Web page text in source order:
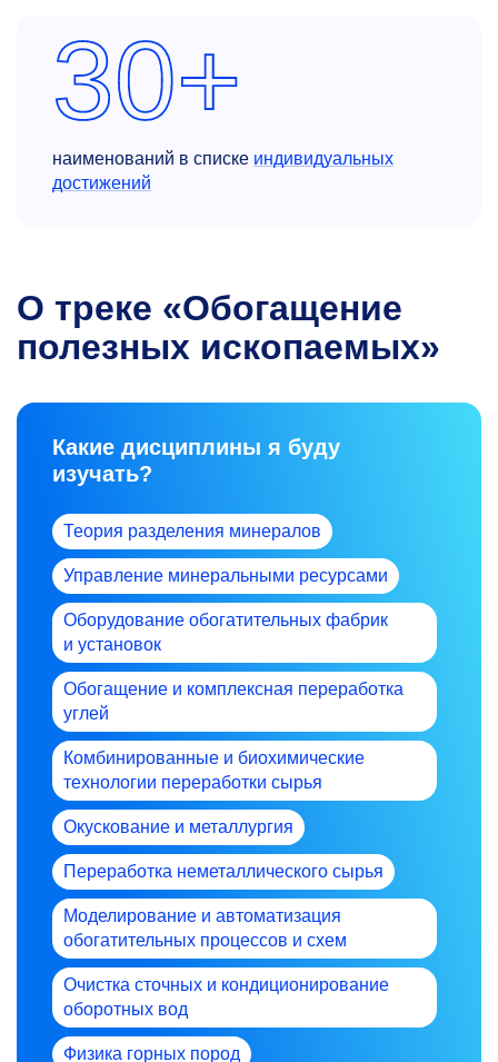
30+
наименований в списке индивидуальных
достижений
О треке «Обогащение
полезных ископаемых»
Какие дисциплины я буду
изучать?
Теория разделения минералов
Управление минеральными ресурсами
Оборудование обогатительных фабрик
и установок
Обогащение и комплексная переработка
углей
Комбинированные и биохимические
технологии переработки сырья
Окускование и металлургия
Переработка неметаллического сырья
Моделирование и автоматизация
обогатительных процессов и схем
Очистка сточных и кондиционирование
оборотных вод
Физика горных пород